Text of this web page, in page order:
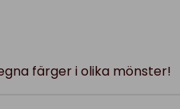
färger i olika mönster!